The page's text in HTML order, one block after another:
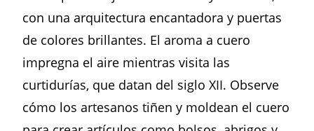
con una arquitectura encantadora y puertas
de colores brillantes. El aroma a cuero
impregna el aire mientras visita las
curtidurías, que datan del siglo XII. Observe
cómo los artesanos tiñen y moldean el cuero